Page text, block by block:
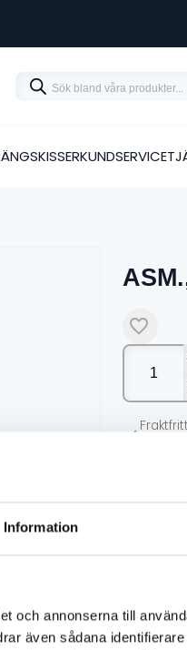
Information
och annonserna till
även sådana
Products
search
KUNDSERVICE
ASM.,
DAMPER,
mängd
Fraktfritt
Lägsta